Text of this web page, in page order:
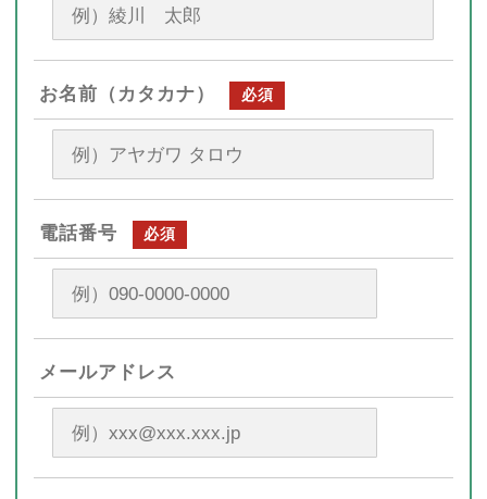
お名前（カタカナ） 必須
電話番号 必須
メールアドレス